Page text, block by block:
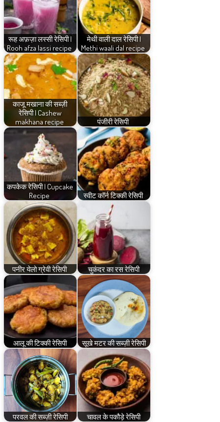
रूह अफ़ज़ा लस्सी रेसिपी |
Rooh afza lassi recipe
मेथी वाली दाल रेसिपी |
Methi waali dal recipe
काजू मखाना की सब्ज़ी
रेसिपी | Cashew
makhana recipe
पंजीरी रेसिपी
कपकेक रेसिपी | Cupcake
Recipe
स्वीट कॉर्न टिक्की रेसिपी
पनीर येलो ग्रेवी रेसिपी चुकंदर का रस रेसिपी
आलू की टिक्की रेसिपी सूखे मटर की सब्ज़ी रेसिपी
परवल की सब्ज़ी रेसिपी चावल के पकौड़े रेसिपी